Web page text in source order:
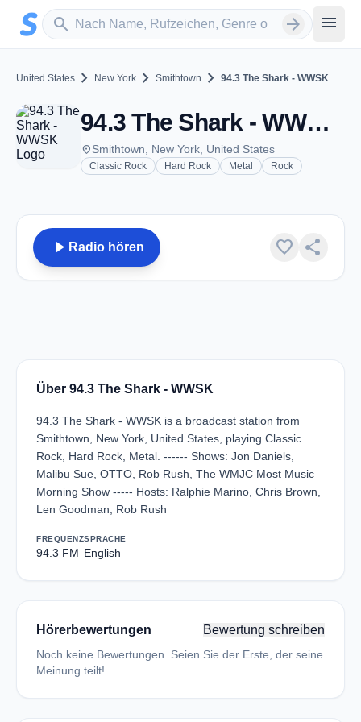
Zum Hauptinhalt springen
search
Sender suchen arrow_forward menu
United States chevron_right New York chevron_right Smithtown chevron_right 94.3 The Shark - WWSK
94.3 The Shark - WWSK - FM 94.3 - Smithtown, NY
placeSmithtown, New York, United States
Classic Rock Hard Rock Metal Rock
play_arrow Radio hören favorite share
Über 94.3 The Shark - WWSK
94.3 The Shark - WWSK is a broadcast station from
Smithtown, New York, United States, playing Classic
Rock, Hard Rock, Metal. ------ Shows: Jon Daniels,
Malibu Sue, OTTO, Rob Rush, The WMJC Most Music
Morning Show ----- Hosts: Ralphie Marino, Chris Brown,
Len Goodman, Rob Rush
FREQUENZ
94.3 FM
SPRACHE
English
Hörerbewertungen Bewertung schreiben
Noch keine Bewertungen. Seien Sie der Erste, der seine
Meinung teilt!